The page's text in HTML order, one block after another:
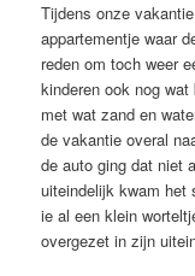
Tijdens onze
appartementje waar
reden om toch weer
kinderen ook nog
met wat zand en
de vakantie overal
de auto ging dat niet
uiteindelijk kwam het
ie al een klein
overgezet in zijn